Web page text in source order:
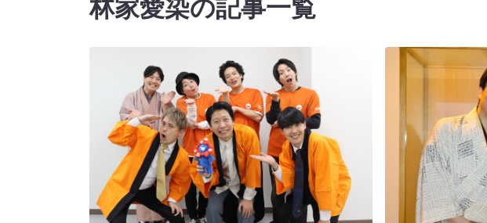
林家愛染の記事一覧